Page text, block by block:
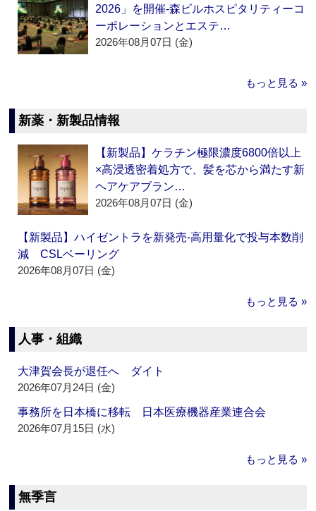
2026」を開催‐森ビルホスピタリティーコ
ーポレーションとエステ…
2026年08月07日 (金)
もっと見る »
新薬・新製品情報
【新製品】ケラチン極限濃度6800倍以上
×高浸透密着処方で、髪を芯から満たす新
ヘアケアブラン…
2026年08月07日 (金)
【新製品】ハイゼントラを新発売‐高用量化で投与本数削
減 CSLベーリング
2026年08月07日 (金)
もっと見る »
人事・組織
大津賀会長が退任へ ダイト
2026年07月24日 (金)
事務所を日本橋に移転 日本医療機器産業連合会
2026年07月15日 (水)
もっと見る »
無季言